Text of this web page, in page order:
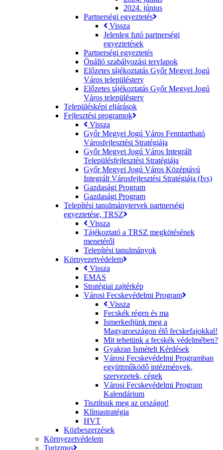
2024. június
Partnerségi egyeztetés
Vissza
Jelenleg futó partnerségi
egyeztetések
Partnerségi egyeztetés
Önálló szabályozási tervlapok
Előzetes tájékoztatás Győr Megyei Jogú
Város településterv
Előzetes tájékoztatás Győr Megyei Jogú
Város településterv
Településképi eljárások
Fejlesztési programok
Vissza
Győr Megyei Jogú Város Fenntartható
Városfejlesztési Stratégiája
Győr Megyei Jogú Város Integrált
Településfejlesztési Stratégiája
Győr Megyei Jogú Város Középtávú
Integrált Városfejlesztési Stratégiája (Ivs)
Gazdasági Program
Gazdasági Program
Telepítési tanulmánytervek partnerségi
egyeztetése, TRSZ
Vissza
Tájékoztató a TRSZ megkötésének
menetéről
Telepítési tanulmányok
Környezetvédelem
Vissza
EMAS
Stratégiai zajtérkép
Városi Fecskevédelmi Program
Vissza
Fecskék régen és ma
Ismerkedjünk meg a
Magyarországon élő fecskefajokkal!
Mit tehetünk a fecskék védelmében?
Gyakran Ismételt Kérdések
Városi Fecskevédelmi Programban
együttműködő intézmények,
szervezetek, cégek
Városi Fecskevédelmi Program
Kalendárium
Tisztítsuk meg az országot!
Klímastratégia
HVT
Közbeszerzések
Környezetvédelem
Turizmus